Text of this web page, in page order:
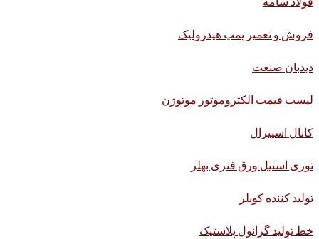
فروش و تعمیر پمپ هیدرولیک
دیدبان صنعت
لیست قیمت الکتروموتور موتوژن
کانال اسپیرال
توری استیل ورق فنری بهلر
تولید کننده کوپلر
خط تولید گرانول پلاستیک